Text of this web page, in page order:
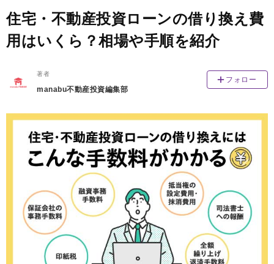
住宅・不動産投資ローンの借り換え費
用はいくら？相場や手順を紹介
著者
manabu不動産投資編集部
フォロー